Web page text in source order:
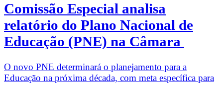
Comissão Especial analisa
relatório do Plano Nacional de
Educação (PNE) na Câmara
O novo PNE determinará o planejamento para a
Educação na próxima década, com meta específica para